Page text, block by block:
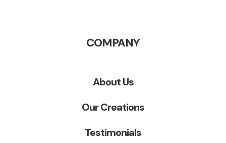
COMPANY
About Us
Our Creations
Testimonials